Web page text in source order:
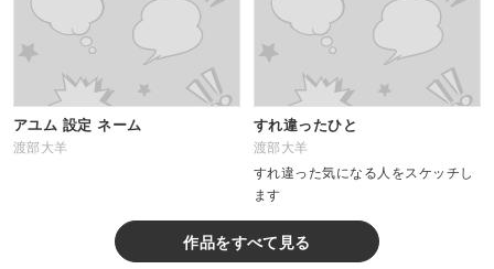
アユム 設定 ネーム
渡部大羊
すれ違ったひと
渡部大羊
すれ違った気になる人をスケッチし
ます
作品をすべて見る